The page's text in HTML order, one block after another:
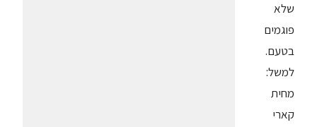
שלא
פוגמים
בטעם.
למשל:
מחית
קארי